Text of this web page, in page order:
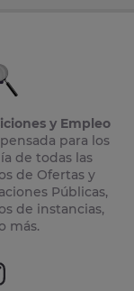
y Empleo
para los
de todas las
de Ofertas y
Públicas,
de instancias,
más.